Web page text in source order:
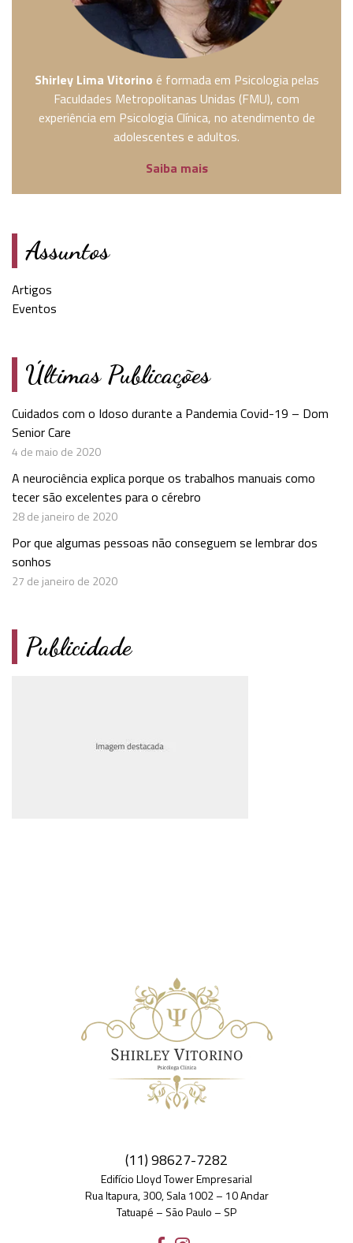
Shirley Lima Vitorino é formada em Psicologia pelas
Faculdades Metropolitanas Unidas (FMU), com
experiência em Psicologia Clínica, no atendimento de
adolescentes e adultos.
Saiba mais
Assuntos
Artigos
Eventos
Últimas Publicações
Cuidados com o Idoso durante a Pandemia Covid-19 – Dom
Senior Care
4 de maio de 2020
A neurociência explica porque os trabalhos manuais como
tecer são excelentes para o cérebro
28 de janeiro de 2020
Por que algumas pessoas não conseguem se lembrar dos
sonhos
27 de janeiro de 2020
Publicidade
(11) 98627-7282
Edifício Lloyd Tower Empresarial
Rua Itapura, 300, Sala 1002 – 10 Andar
Tatuapé – São Paulo – SP